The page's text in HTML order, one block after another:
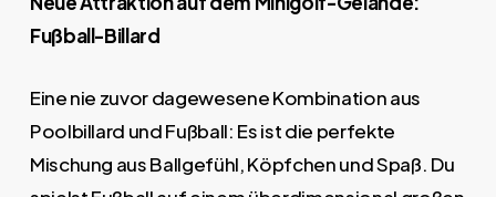
Fußball-Billard
Eine nie zuvor dagewesene Kombination aus
Poolbillard und Fußball: Es ist die perfekte
Mischung aus Ballgefühl, Köpfchen und Spaß. Du